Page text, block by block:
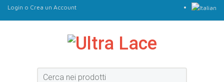
Login o Crea un Account